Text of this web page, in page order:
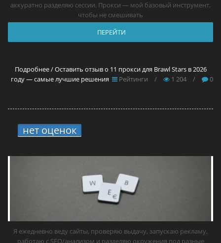
аккуратно разделяю сессии. Прокси — мой базовый инструмент,
чтобы не смешивать
ПЕРЕЙТИ
Подробнее / Оставить отзыв о 11 прокси для Brawl Stars в 2026
году — самые лучшие решения
Рейтинги / 1 204 / 0
нет оценок
Я ежедневно веду сайты, проверяю выдачу, запускаю рекламу,
работаю с SEO/анализом и разделяю окружения под разные